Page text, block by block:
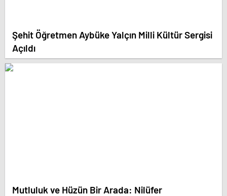
Şehit Öğretmen Aybüke Yalçın Milli Kültür Sergisi
Açıldı
Mutluluk ve Hüzün Bir Arada: Nilüfer